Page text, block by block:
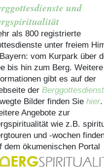
und
als 800 registrierte
unter freiem
vom Kurpark über
bis hin zum Berg. Weitere
gibt es auf der
der
Bilder finden Sie hier.
Angebote zur
wie z.B.
und -wochen
dem ökumenischen Portal